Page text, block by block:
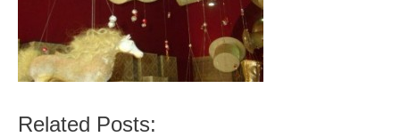
Related Posts: